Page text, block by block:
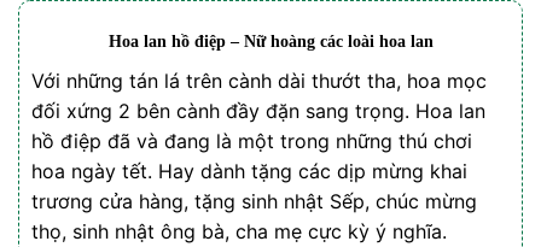
Hoa lan hồ điệp – Nữ hoàng các loài hoa lan
Với những tán lá trên cành dài thướt tha, hoa mọc
đối xứng 2 bên cành đầy đặn sang trọng. Hoa lan
hồ điệp đã và đang là một trong những thú chơi
hoa ngày tết. Hay dành tặng các dịp mừng khai
trương cửa hàng, tặng sinh nhật Sếp, chúc mừng
thọ, sinh nhật ông bà, cha mẹ cực kỳ ý nghĩa.